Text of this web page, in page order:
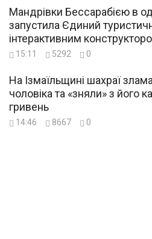
Мандрівки Бессарабією в
запустила Єдиний
інтерактивним
15:11 5292 0
На Ізмаїльщині шахраї
чоловіка та «зняли» з його
гривень
14:46 8667 0